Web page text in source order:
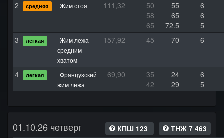
2
средняя Жим стоя 111,32 50 55
6
58
65
6
65
72.5
5
3
легкая
Жим лежа
средним
хватом
157,92 45 70 6
4 легкая
Французский
жим лежа
69,90 35 24
6
42
29 5
01.10.26 четверг КПШ 123 ТНЖ 7 463